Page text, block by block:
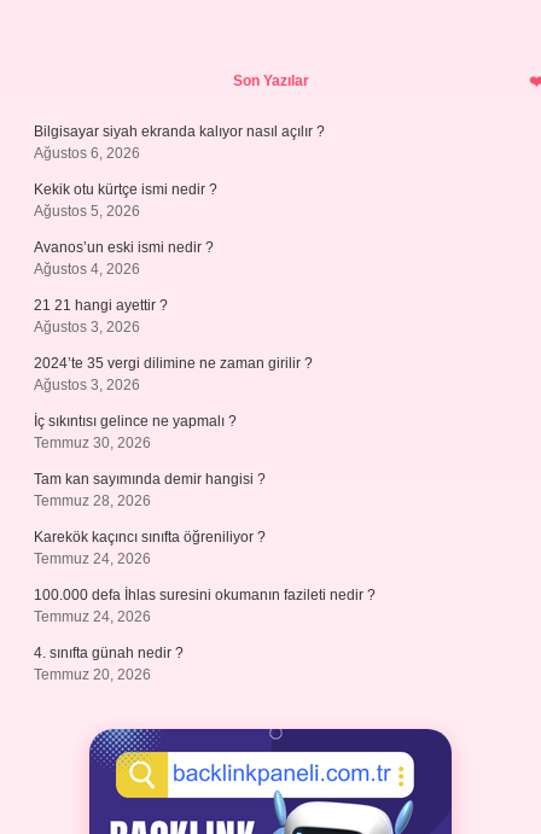
Son Yazılar
Bilgisayar siyah ekranda kalıyor nasıl açılır ?
Ağustos 6, 2026
Kekik otu kürtçe ismi nedir ?
Ağustos 5, 2026
Avanos’un eski ismi nedir ?
Ağustos 4, 2026
21 21 hangi ayettir ?
Ağustos 3, 2026
2024’te 35 vergi dilimine ne zaman girilir ?
Ağustos 3, 2026
İç sıkıntısı gelince ne yapmalı ?
Temmuz 30, 2026
Tam kan sayımında demir hangisi ?
Temmuz 28, 2026
Karekök kaçıncı sınıfta öğreniliyor ?
Temmuz 24, 2026
100.000 defa İhlas suresini okumanın fazileti nedir ?
Temmuz 24, 2026
4. sınıfta günah nedir ?
Temmuz 20, 2026